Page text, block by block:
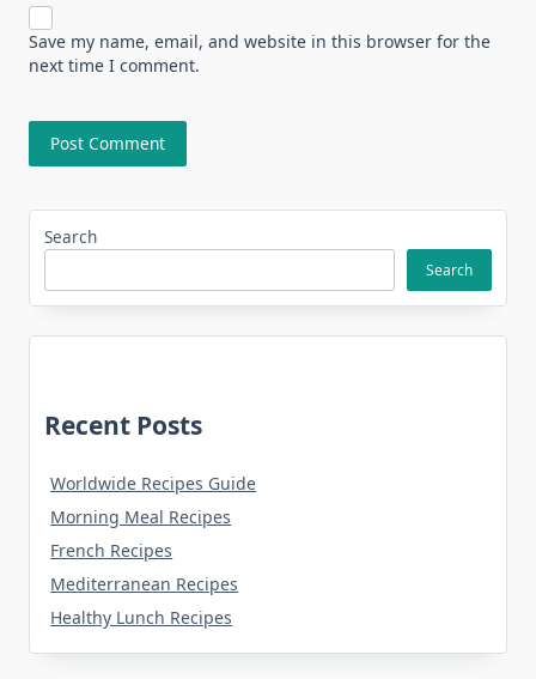
Save my name, email, and website in this browser for the
next time I comment.
Search
Search
Recent Posts
Worldwide Recipes Guide
Morning Meal Recipes
French Recipes
Mediterranean Recipes
Healthy Lunch Recipes